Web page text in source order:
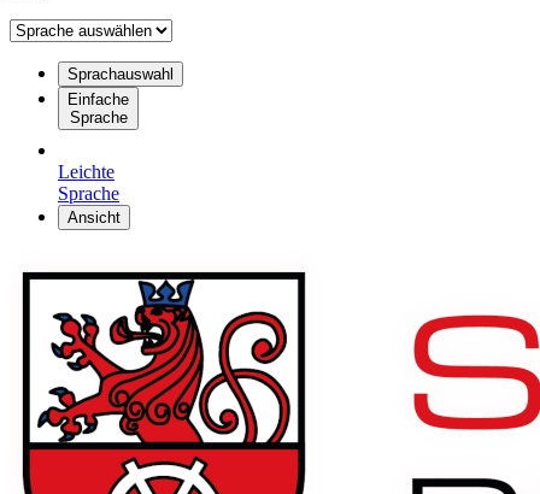
Sprachauswahl
Einfache
Sprache
Leichte
Sprache
Ansicht